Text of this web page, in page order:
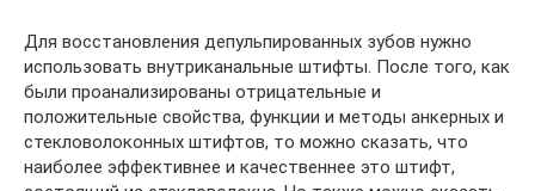
Для восстановления депульпированных зубов нужно
использовать внутриканальные штифты. После того, как
были проанализированы отрицательные и
положительные свойства, функции и методы анкерных и
стекловолоконных штифтов, то можно сказать, что
наиболее эффективнее и качественнее это штифт,